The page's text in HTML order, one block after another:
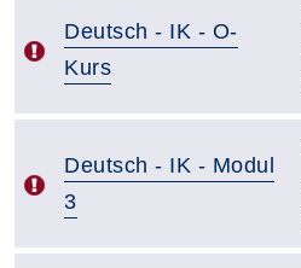
Deutsch - IK - O-
Kurs
Deutsch - IK - Modul
3